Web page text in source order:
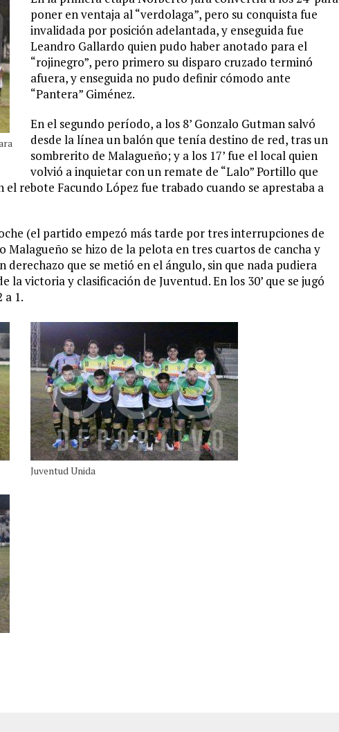
poner en ventaja al “verdolaga”, pero su conquista fue
invalidada por posición adelantada, y enseguida fue
Leandro Gallardo quien pudo haber anotado para el
“rojinegro”, pero primero su disparo cruzado terminó
afuera, y enseguida no pudo definir cómodo ante
“Pantera” Giménez.
En el segundo período, a los 8’ Gonzalo Gutman salvó
desde la línea un balón que tenía destino de red, tras un
sombrerito de Malagueño; y a los 17’ fue el local quien
volvió a inquietar con un remate de “Lalo” Portillo que
rebote Facundo López fue trabado cuando se aprestaba a
(el partido empezó más tarde por tres interrupciones de
Malagueño se hizo de la pelota en tres cuartos de cancha y
derechazo que se metió en el ángulo, sin que nada pudiera
la victoria y clasificación de Juventud. En los 30’ que se jugó
a 1.
Juventud Unida